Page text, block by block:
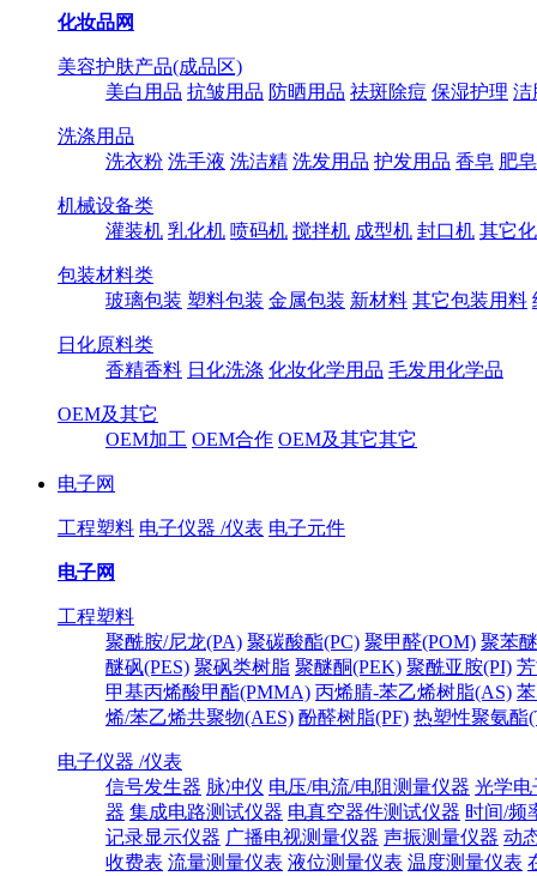
化妆品网
美容护肤产品(成品区)
美白用品 抗皱用品 防晒用品 祛斑除痘 保湿护理 洁
洗涤用品
洗衣粉 洗手液 洗洁精 洗发用品 护发用品 香皂 肥皂
机械设备类
灌装机 乳化机 喷码机 搅拌机 成型机 封口机 其它
包装材料类
玻璃包装 塑料包装 金属包装 新材料 其它包装用料
日化原料类
香精香料 日化洗涤 化妆化学用品 毛发用化学品
OEM及其它
OEM加工 OEM合作 OEM及其它其它
电子网
工程塑料 电子仪器 /仪表 电子元件
电子网
工程塑料
聚酰胺/尼龙(PA) 聚碳酸酯(PC) 聚甲醛(POM) 聚苯
醚砜(PES) 聚砜类树脂 聚醚酮(PEK) 聚酰亚胺(PI)
甲基丙烯酸甲酯(PMMA) 丙烯腈-苯乙烯树脂(AS)
烯/苯乙烯共聚物(AES) 酚醛树脂(PF) 热塑性聚氨酯
电子仪器 /仪表
信号发生器 脉冲仪 电压/电流/电阻测量仪器 光学电
器 集成电路测试仪器 电真空器件测试仪器 时间/频
记录显示仪器 广播电视测量仪器 声振测量仪器 动
收费表 流量测量仪表 液位测量仪表 温度测量仪表